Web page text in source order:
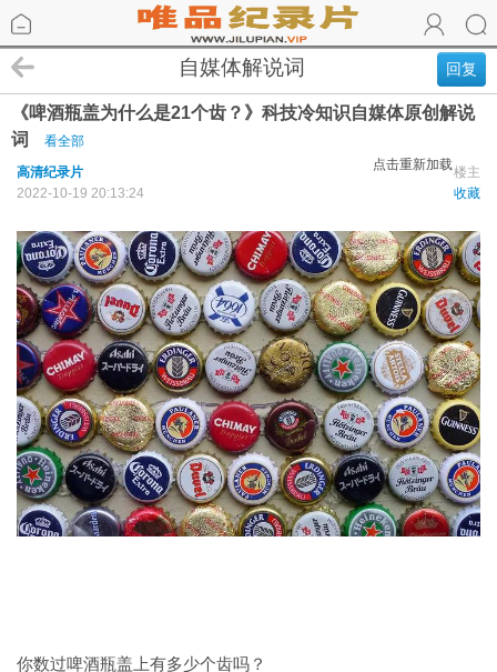
回复
自媒体解说词
《啤酒瓶盖为什么是21个齿？》科技冷知识自媒体原创解说
词
看全部
点击重新加载楼主
高清纪录片
收藏
2022-10-19 20:13:24
你数过啤酒瓶盖上有多少个齿吗？